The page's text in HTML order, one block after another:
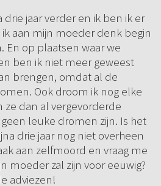
jaar verder en ik ben ik er
aan mijn moeder denk begin
En op plaatsen waar we
ben ik niet meer geweest
brengen, omdat al de
Ook droom ik nog elke
ze dan al vergevorderde
leuke dromen zijn. Is het
drie jaar nog niet overheen
aan zelfmoord en vraag me
moeder zal zijn voor eeuwig?
adviezen!